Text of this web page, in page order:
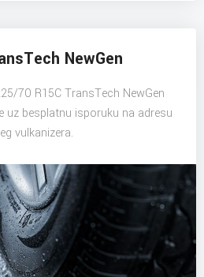
NewGen
70 R15C TransTech NewGen
uz besplatnu isporuku na adresu
vulkanizera.